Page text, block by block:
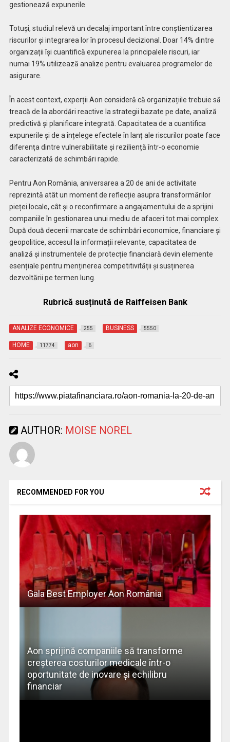
gestionează expunerile.
Totuși, studiul relevă un decalaj important între conștientizarea
riscurilor și integrarea lor în procesul decizional. Doar 14% dintre
organizații își cuantifică expunerea la principalele riscuri, iar
numai 19% utilizează analize pentru evaluarea programelor de
asigurare.
În acest context, experții Aon consideră că organizațiile trebuie să
treacă de la abordări reactive la strategii bazate pe date, analiză
predictivă și planificare integrată. Capacitatea de a cuantifica
expunerile și de a înțelege efectele în lanț ale riscurilor poate face
diferența dintre vulnerabilitate și reziliență într-o economie
caracterizată de schimbări rapide.
Pentru Aon România, aniversarea a 20 de ani de activitate
reprezintă atât un moment de reflecție asupra transformărilor
pieței locale, cât și o reconfirmare a angajamentului de a sprijini
companiile în gestionarea unui mediu de afaceri tot mai complex.
După două decenii marcate de schimbări economice, financiare și
geopolitice, accesul la informații relevante, capacitatea de
analiză și instrumentele de protecție financiară devin elemente
esențiale pentru menținerea competitivității și susținerea
dezvoltării pe termen lung.
Rubrică susținută de Raiffeisen Bank
ANALIZE ECONOMICE 255 BUSINESS 5550
HOME 11774 aon 6
AUTHOR: MOISE NOREL
RECOMMENDED FOR YOU
Gala Best Employer Aon România
Aon sprijină companiile să transforme
creșterea costurilor medicale într-o
oportunitate de inovare și echilibru
financiar